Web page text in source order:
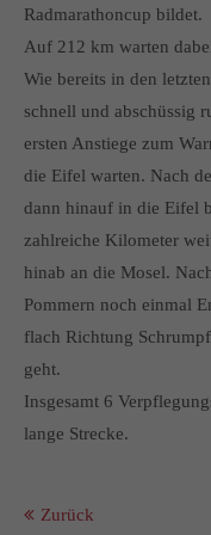
About us
Lorem ipsum dolor
sociis natoque
nascetur ridiculus
Radmarathoncup bildet.
Auf 212 km warten
Wie bereits in den
schnell und abschüssig
ersten Anstiege zum
die Eifel warten. Nach
dann hinauf in die Eifel
zahlreiche Kilometer
hinab an die Mosel.
Pommern noch einmal
flach Richtung
geht.
Insgesamt 6
lange Strecke.
Zurück